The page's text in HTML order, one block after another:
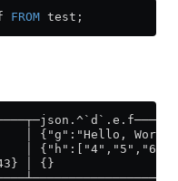
FROM test;
│ {"g":"Hello,
│
│ {}